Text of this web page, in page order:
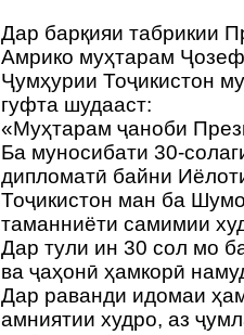
Дар барқияи табрикии
Амрико муҳтарам
Ҷумҳурии Тоҷикистон
гуфта шудааст:
«Муҳтарам ҷаноби
Ба муносибати 30-
дипломатӣ байни
Тоҷикистон ман ба
таманниёти самимии
Дар тули ин 30 сол мо
ва ҷаҳонӣ ҳамкорӣ
Дар раванди идомаи
амниятии худро, аз